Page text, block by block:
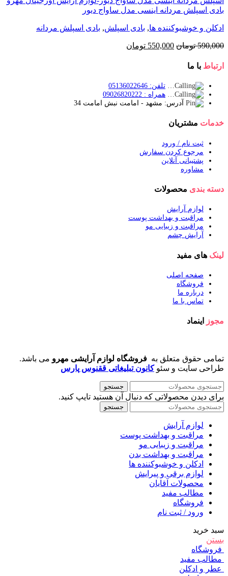
بادی اسپلش مردانه اینسی مدل ساواج دیور
ادکلن و خوشبوکننده ها, بادی اسپلش, بادی اسپلش مردانه
590,000 تومان قیمت
550,000 تومان
ارتباط با ما
تلفن: 05136022646
همراه : 09026820222
آدرس: مشهد - امامت نبش امامت 34
خدمات مشتریان
ثبت نام / ورود
مرجوع کردن سفارش
پشتیبانی آنلاین
مشاوره
دسته بندی محصولات
لوازم آرایش
مراقبت و بهداشت پوست
مراقبت و زیبایی مو
آرایش چشم
لینک های مفید
صفحه اصلی
فروشگاه
درباره ما
تماس با ما
مجوز اینماد
تمامی حقوق متعلق به فروشگاه لوازم آرایشی مهرو می باشد.
طراحی سایت و سئوکانون تبلیغاتی ققنوس پارس
جستجو
برای دیدن محصولاتی که دنبال آن هستید تایپ کنید.
جستجو
لوازم آرایش
مراقبت و بهداشت پوست
مراقبت و زیبایی مو
مراقبت و بهداشت بدن
ادکلن و خوشبوکننده ها
لوازم برقی و پیرایش
محصولات آقایان
مطالب مفید
فروشگاه
ورود / ثبت نام
سبد خرید
بستن
فروشگاه
مطالب مفید
عطر و ادکلن